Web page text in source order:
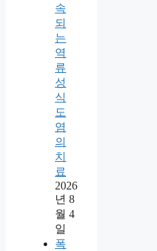
속
되
는
역
류
성
식
도
염
의
치
료
2026
년 8
월 4
일
폭